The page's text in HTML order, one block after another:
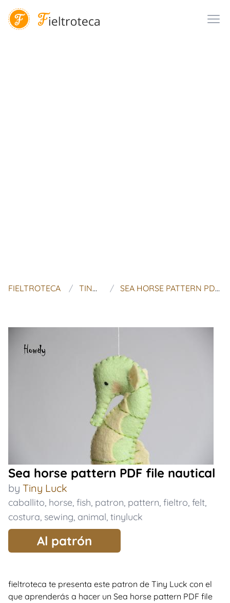
FIELTROTECA TINY LUCK SEA HORSE PATTERN PDF FILE NAUTICAL
Sea horse pattern PDF file nautical
by Tiny Luck
caballito, horse, fish, patron, pattern, fieltro, felt,
costura, sewing, animal, tinyluck
Al patrón
fieltroteca te presenta este patron de Tiny Luck con el
que aprenderás a hacer un Sea horse pattern PDF file